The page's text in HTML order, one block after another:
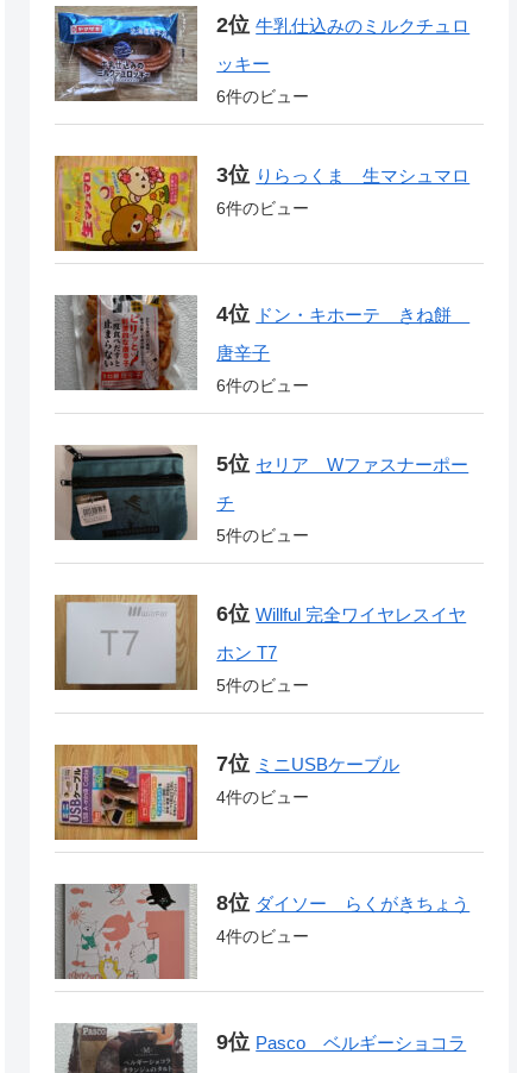
牛乳仕込みのミルクチュロ
ッキー
6件のビュー
りらっくま 生マシュマロ
6件のビュー
ドン・キホーテ きね餅
唐辛子
6件のビュー
セリア Wファスナーポー
チ
5件のビュー
Willful 完全ワイヤレスイヤ
ホン T7
5件のビュー
ミニUSBケーブル
4件のビュー
ダイソー らくがきちょう
4件のビュー
Pasco ベルギーショコラ